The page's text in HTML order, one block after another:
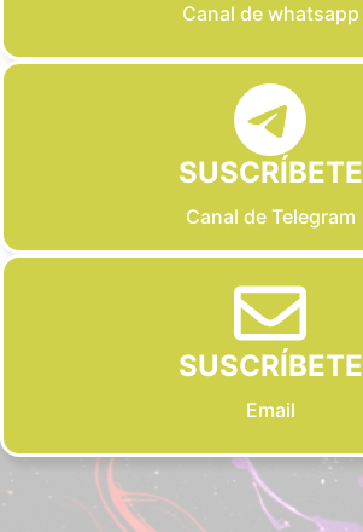
Canal de whatsapp
SUSCRÍBETE
Canal de Telegram
SUSCRÍBETE
Email